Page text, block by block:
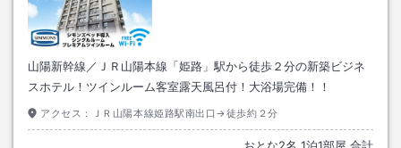
山陽新幹線／ＪＲ山陽本線「姫路」駅から徒歩２分の新築ビジネ
スホテル！ツインルーム客室露天風呂付！大浴場完備！！
アクセス： ＪＲ山陽本線姫路駅南出口→徒歩約２分
おとな2名 1泊1部屋 合計